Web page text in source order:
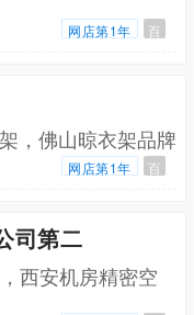
网店第1年 百
，佛山晾衣架品牌
网店第1年 百
司第二
西安机房精密空